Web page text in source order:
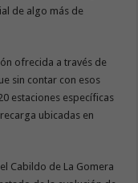
de algo más de
ofrecida a través de
sin contar con esos
estaciones específicas
ubicadas en
Cabildo de La Gomera